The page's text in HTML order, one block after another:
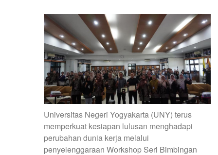
Universitas Negeri Yogyakarta (UNY) terus
memperkuat kesiapan lulusan menghadapi
perubahan dunia kerja melalui
penyelenggaraan Workshop Seri Bimbingan